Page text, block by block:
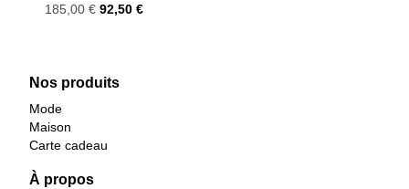
185,00€ 92,50€
Nos produits
Mode
Maison
Carte cadeau
À propos